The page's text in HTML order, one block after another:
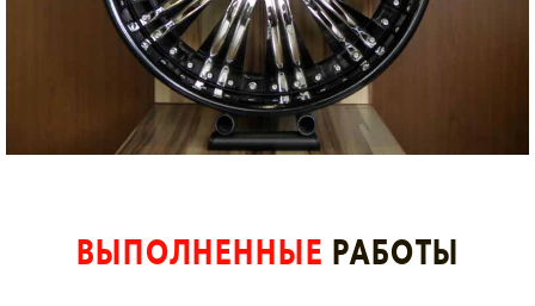
ВЫПОЛНЕННЫЕ РАБОТЫ